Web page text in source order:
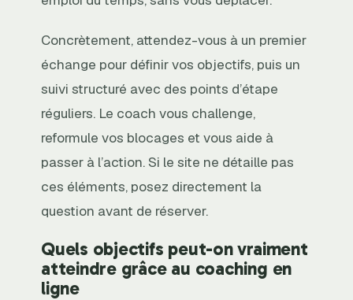
Concrètement, attendez-vous à un premier
échange pour définir vos objectifs, puis un
suivi structuré avec des points d’étape
réguliers. Le coach vous challenge,
reformule vos blocages et vous aide à
passer à l’action. Si le site ne détaille pas
ces éléments, posez directement la
question avant de réserver.
Quels objectifs peut-on vraiment
atteindre grâce au coaching en
ligne